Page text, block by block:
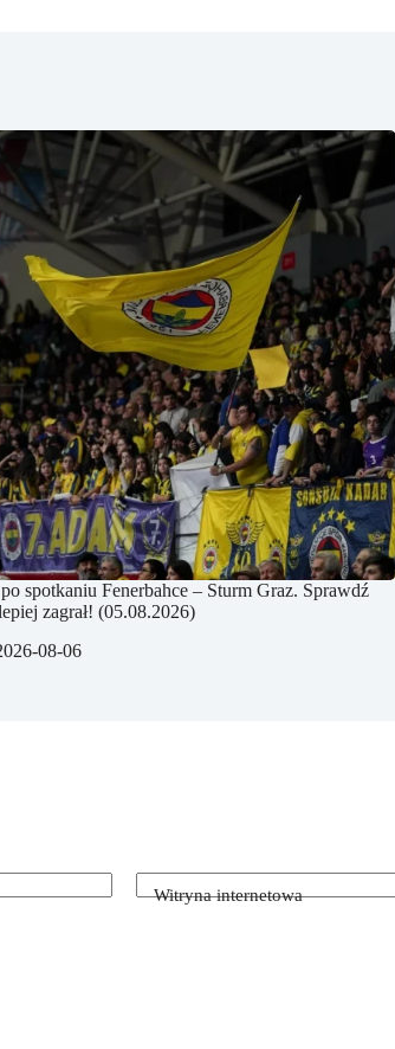
spotkaniu Fenerbahce – Sturm Graz. Sprawdź
zagrał! (05.08.2026)
08-06
Witryna internetowa